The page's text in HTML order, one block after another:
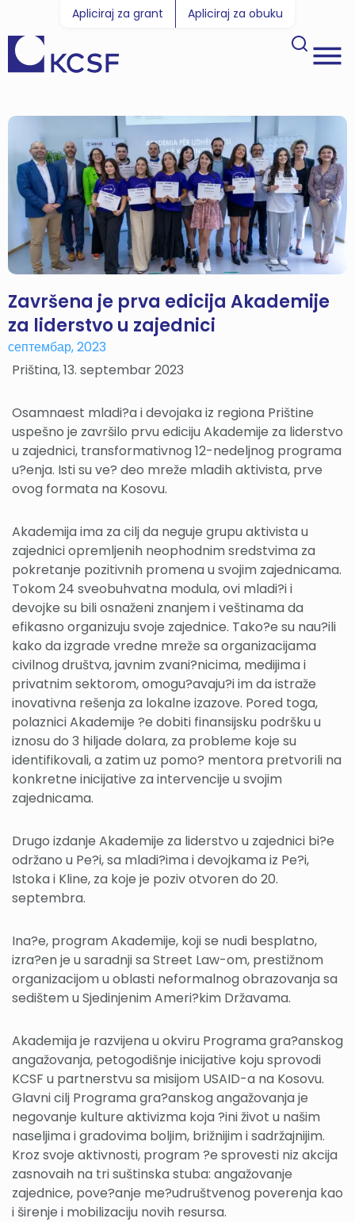
Apliciraj za grant Apliciraj za obuku
Završena je prva edicija Akademije
za liderstvo u zajednici
септембар, 2023
Priština, 13. septembar 2023
Osamnaest mladi?a i devojaka iz regiona Prištine
uspešno je završilo prvu ediciju Akademije za liderstvo
u zajednici, transformativnog 12-nedeljnog programa
u?enja. Isti su ve? deo mreže mladih aktivista, prve
ovog formata na Kosovu.
Akademija ima za cilj da neguje grupu aktivista u
zajednici opremljenih neophodnim sredstvima za
pokretanje pozitivnih promena u svojim zajednicama.
Tokom 24 sveobuhvatna modula, ovi mladi?i i
devojke su bili osnaženi znanjem i veštinama da
efikasno organizuju svoje zajednice. Tako?e su nau?ili
kako da izgrade vredne mreže sa organizacijama
civilnog društva, javnim zvani?nicima, medijima i
privatnim sektorom, omogu?avaju?i im da istraže
inovativna rešenja za lokalne izazove. Pored toga,
polaznici Akademije ?e dobiti finansijsku podršku u
iznosu do 3 hiljade dolara, za probleme koje su
identifikovali, a zatim uz pomo? mentora pretvorili na
konkretne inicijative za intervencije u svojim
zajednicama.
Drugo izdanje Akademije za liderstvo u zajednici bi?e
održano u Pe?i, sa mladi?ima i devojkama iz Pe?i,
Istoka i Kline, za koje je poziv otvoren do 20.
septembra.
Ina?e, program Akademije, koji se nudi besplatno,
izra?en je u saradnji sa Street Law-om, prestižnom
organizacijom u oblasti neformalnog obrazovanja sa
sedištem u Sjedinjenim Ameri?kim Državama.
Akademija je razvijena u okviru Programa gra?anskog
angažovanja, petogodišnje inicijative koju sprovodi
KCSF u partnerstvu sa misijom USAID-a na Kosovu.
Glavni cilj Programa gra?anskog angažovanja je
negovanje kulture aktivizma koja ?ini život u našim
naseljima i gradovima boljim, brižnijim i sadržajnijim.
Kroz svoje aktivnosti, program ?e sprovesti niz akcija
zasnovaih na tri suštinska stuba: angažovanje
zajednice, pove?anje me?udruštvenog poverenja kao
i širenje i mobilizaciju novih resursa.